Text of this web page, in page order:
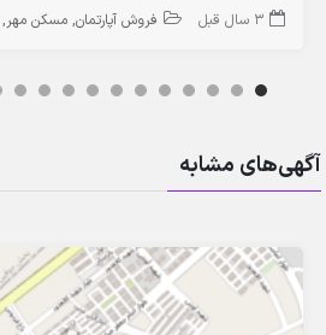
3 سال قبل فروش آپارتمان مسکن مهر
آگهی‌های مشابه